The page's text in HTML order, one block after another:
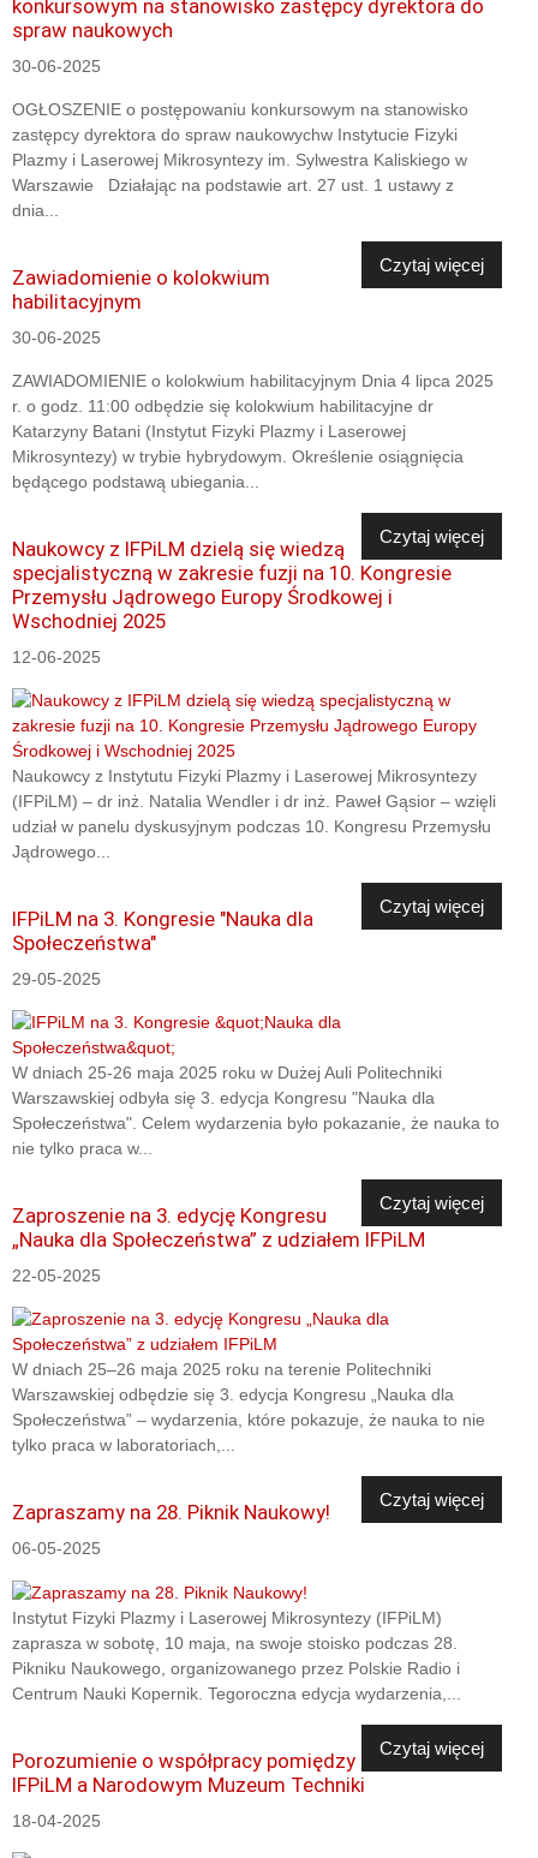
konkursowym na stanowisko zastępcy dyrektora do
spraw naukowych
30-06-2025
OGŁOSZENIE o postępowaniu konkursowym na stanowisko
zastępcy dyrektora do spraw naukowychw Instytucie Fizyki
Plazmy i Laserowej Mikrosyntezy im. Sylwestra Kaliskiego w
Warszawie Działając na podstawie art. 27 ust. 1 ustawy z
dnia...
Czytaj więcej
Zawiadomienie o kolokwium
habilitacyjnym
30-06-2025
ZAWIADOMIENIE o kolokwium habilitacyjnym Dnia 4 lipca 2025
r. o godz. 11:00 odbędzie się kolokwium habilitacyjne dr
Katarzyny Batani (Instytut Fizyki Plazmy i Laserowej
Mikrosyntezy) w trybie hybrydowym. Określenie osiągnięcia
będącego podstawą ubiegania...
Czytaj więcej
Naukowcy z IFPiLM dzielą się wiedzą
specjalistyczną w zakresie fuzji na 10. Kongresie
Przemysłu Jądrowego Europy Środkowej i
Wschodniej 2025
12-06-2025
Naukowcy z Instytutu Fizyki Plazmy i Laserowej Mikrosyntezy
(IFPiLM) – dr inż. Natalia Wendler i dr inż. Paweł Gąsior – wzięli
udział w panelu dyskusyjnym podczas 10. Kongresu Przemysłu
Jądrowego...
Czytaj więcej
IFPiLM na 3. Kongresie "Nauka dla
Społeczeństwa"
29-05-2025
W dniach 25-26 maja 2025 roku w Dużej Auli Politechniki
Warszawskiej odbyła się 3. edycja Kongresu "Nauka dla
Społeczeństwa". Celem wydarzenia było pokazanie, że nauka to
nie tylko praca w...
Czytaj więcej
Zaproszenie na 3. edycję Kongresu
„Nauka dla Społeczeństwa” z udziałem IFPiLM
22-05-2025
W dniach 25–26 maja 2025 roku na terenie Politechniki
Warszawskiej odbędzie się 3. edycja Kongresu „Nauka dla
Społeczeństwa” – wydarzenia, które pokazuje, że nauka to nie
tylko praca w laboratoriach,...
Czytaj więcej
Zapraszamy na 28. Piknik Naukowy!
06-05-2025
Instytut Fizyki Plazmy i Laserowej Mikrosyntezy (IFPiLM)
zaprasza w sobotę, 10 maja, na swoje stoisko podczas 28.
Pikniku Naukowego, organizowanego przez Polskie Radio i
Centrum Nauki Kopernik. Tegoroczna edycja wydarzenia,...
Czytaj więcej
Porozumienie o współpracy pomiędzy
IFPiLM a Narodowym Muzeum Techniki
18-04-2025